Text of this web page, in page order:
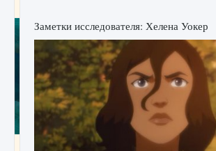
Как приручить существ из степей
Заметки исследователя: Хелена Уокер